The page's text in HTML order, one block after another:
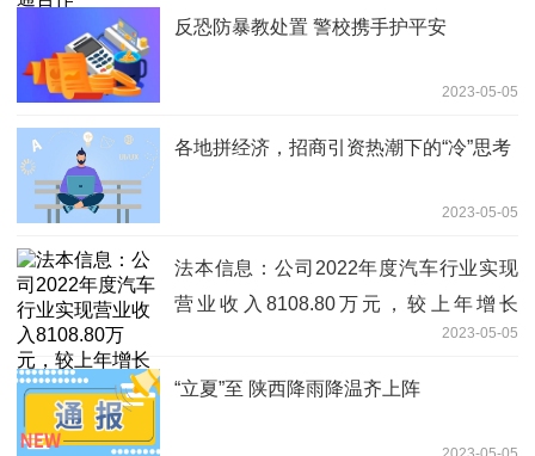
反恐防暴教处置 警校携手护平安
2023-05-05
各地拼经济，招商引资热潮下的“冷”思考
2023-05-05
法本信息：公司2022年度汽车行业实现
营业收入8108.80万元，较上年增长
397.28%，保持强劲的发展势头 环球新
动态
2023-05-05
“立夏”至 陕西降雨降温齐上阵